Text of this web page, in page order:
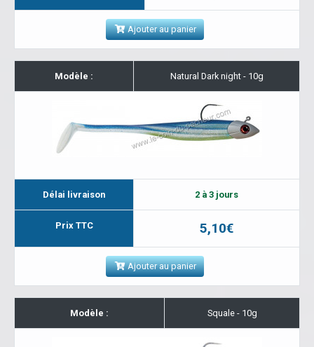
Ajouter au panier
Modèle : Natural Dark night - 10g
Délai livraison 2 à 3 jours
Prix TTC 5,10€
Ajouter au panier
Modèle : Squale - 10g